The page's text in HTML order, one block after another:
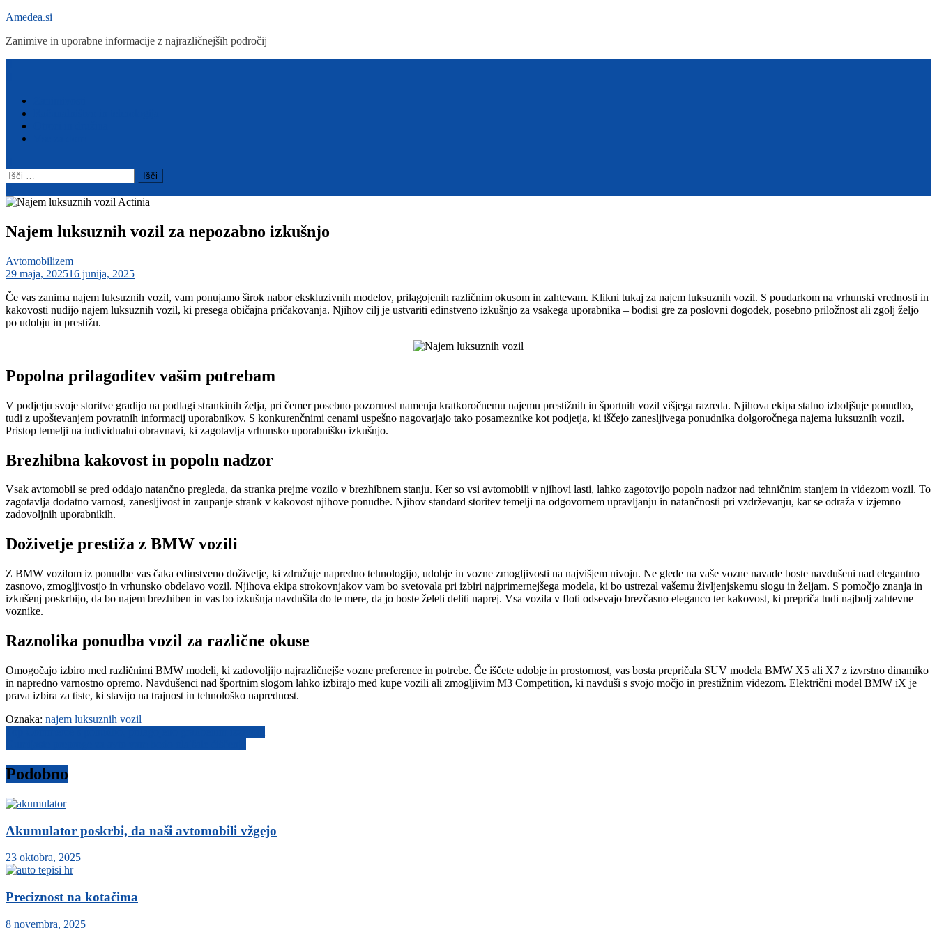
Skip
content
Amedea.si
Zanimive in uporabne informacije z najrazličnejših področij
Išči:
Najem luksuznih vozil za nepozabno izkušnjo
Avtomobilizem
29 maja, 202516 junija, 2025
Če vas zanima najem luksuznih vozil, vam ponujamo širok nabor ekskluzivnih modelov, prilagojenih različnim okusom in zahtevam. Klikni tukaj za najem luksuznih vozil. S poudarkom na vrhunski vrednosti in
kakovosti nudijo najem luksuznih vozil, ki presega običajna pričakovanja. Njihov cilj je ustvariti edinstveno izkušnjo za vsakega uporabnika – bodisi gre za poslovni dogodek, posebno priložnost ali zgolj željo
po udobju in prestižu.
Popolna prilagoditev vašim potrebam
V podjetju svoje storitve gradijo na podlagi strankinih želja, pri čemer posebno pozornost namenja kratkoročnemu najemu prestižnih in športnih vozil višjega razreda. Njihova ekipa stalno izboljšuje ponudbo,
tudi z upoštevanjem povratnih informacij uporabnikov. S konkurenčnimi cenami uspešno nagovarjajo tako posameznike kot podjetja, ki iščejo zanesljivega ponudnika dolgoročnega najema luksuznih vozil.
Pristop temelji na individualni obravnavi, ki zagotavlja vrhunsko uporabniško izkušnjo.
Brezhibna kakovost in popoln nadzor
Vsak avtomobil se pred oddajo natančno pregleda, da stranka prejme vozilo v brezhibnem stanju. Ker so vsi avtomobili v njihovi lasti, lahko zagotovijo popoln nadzor nad tehničnim stanjem in videzom vozil. To
zagotavlja dodatno varnost, zanesljivost in zaupanje strank v kakovost njihove ponudbe. Njihov standard storitev temelji na odgovornem upravljanju in natančnosti pri vzdrževanju, kar se odraža v izjemno
zadovoljnih uporabnikih.
Doživetje prestiža z BMW vozili
Z BMW vozilom iz ponudbe vas čaka edinstveno doživetje, ki združuje napredno tehnologijo, udobje in vozne zmogljivosti na najvišjem nivoju. Ne glede na vaše vozne navade boste navdušeni nad elegantno
zasnovo, zmogljivostjo in vrhunsko obdelavo vozil. Njihova ekipa strokovnjakov vam bo svetovala pri izbiri najprimernejšega modela, ki bo ustrezal vašemu življenjskemu slogu in željam. S pomočjo znanja in
izkušenj poskrbijo, da bo najem brezhiben in vas bo izkušnja navdušila do te mere, da jo boste želeli deliti naprej. Vsa vozila v floti odsevajo brezčasno eleganco ter kakovost, ki prepriča tudi najbolj zahtevne
voznike.
Raznolika ponudba vozil za različne okuse
Omogočajo izbiro med različnimi BMW modeli, ki zadovoljijo najrazličnejše vozne preference in potrebe. Če iščete udobje in prostornost, vas bosta prepričala SUV modela BMW X5 ali X7 z izvrstno dinamiko
in napredno varnostno opremo. Navdušenci nad športnim slogom lahko izbirajo med kupe vozili ali zmogljivim M3 Competition, ki navduši s svojo močjo in prestižnim videzom. Električni model BMW iX je
prava izbira za tiste, ki stavijo na trajnost in tehnološko naprednost.
Oznaka: najem luksuznih vozil
Navigacija
prispevka
Podobno
Akumulator poskrbi, da naši avtomobili vžgejo
23 oktobra, 2025
Preciznost na kotačima
8 novembra, 2025